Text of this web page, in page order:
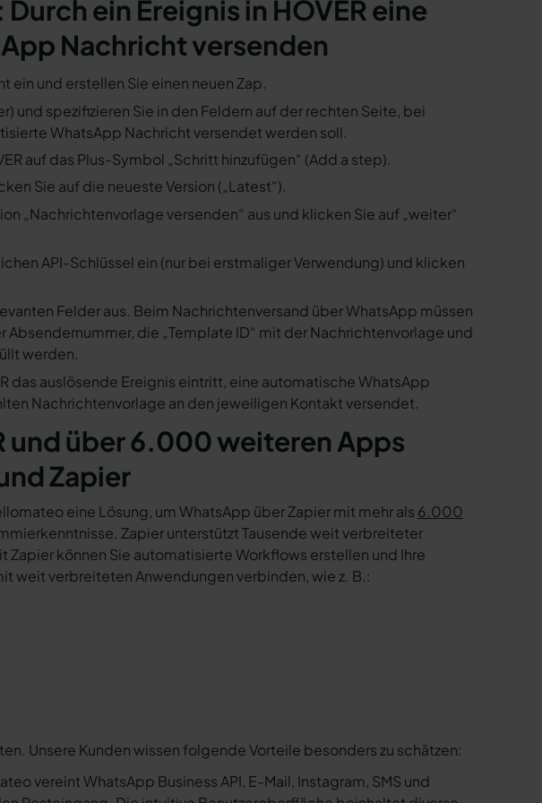
ein Ereignis in HOVER eine
Nachricht versenden
ein und erstellen Sie einen neuen Zap.
und spezifizieren Sie in den Feldern auf der rechten Seite, bei
WhatsApp Nachricht versendet werden soll.
auf das Plus-Symbol „Schritt hinzufügen“ (Add a step).
Sie auf die neueste Version („Latest“).
„Nachrichtenvorlage versenden“ aus und klicken Sie auf „weiter“
API-Schlüssel ein (nur bei erstmaliger Verwendung) und klicken
Felder aus. Beim Nachrichtenversand über WhatsApp müssen
Absendernummer, die „Template ID“ mit der Nachrichtenvorlage und
werden.
das auslösende Ereignis eintritt, eine automatische WhatsApp
Nachrichtenvorlage an den jeweiligen Kontakt versendet.
und über 6.000 weiteren Apps
Zapier
eine Lösung, um WhatsApp über Zapier mit mehr als 6.000
Zapier unterstützt Tausende weit verbreiteter
können Sie automatisierte Workflows erstellen und Ihre
weit verbreiteten Anwendungen verbinden, wie z. B.:
Unsere Kunden wissen folgende Vorteile besonders zu schätzen:
vereint WhatsApp Business API, E-Mail, Instagram, SMS und